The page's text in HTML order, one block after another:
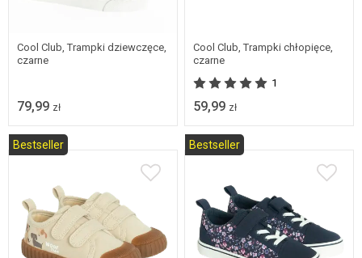
Cool Club, Trampki dziewczęce,
czarne
79,99 zł
Cool Club, Trampki chłopięce,
czarne
1
59,99 zł
Bestseller Bestseller